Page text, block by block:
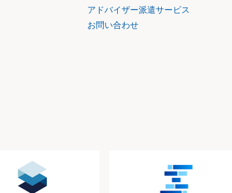
アドバイザー派遣サービス
お問い合わせ